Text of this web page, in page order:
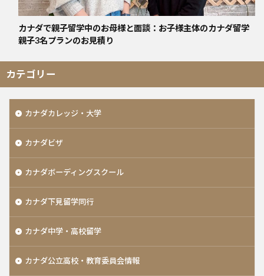
カナダで親子留学中のお母様と面談：お子様主体のカナダ留学
親子3名プランのお見積り
カテゴリー
カナダカレッジ・大学
カナダビザ
カナダボーディングスクール
カナダ下見留学同行
カナダ中学・高校留学
カナダ公立高校・教育委員会情報